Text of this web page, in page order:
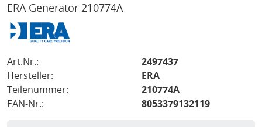
ERA Generator 210774A
Art.Nr.:
2497437
Hersteller:
ERA
Teilenummer:
210774A
EAN-Nr.:
8053379132119